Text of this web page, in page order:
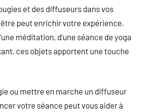
et des diffuseurs dans vos
peut enrichir votre expérience.
méditation, d’une séance de yoga
ces objets apportent une touche
ou mettre en marche un diffuseur
votre séance peut vous aider à